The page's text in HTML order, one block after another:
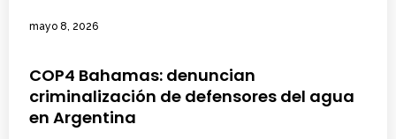
mayo 8, 2026
COP4 Bahamas: denuncian
criminalización de defensores del agua
en Argentina